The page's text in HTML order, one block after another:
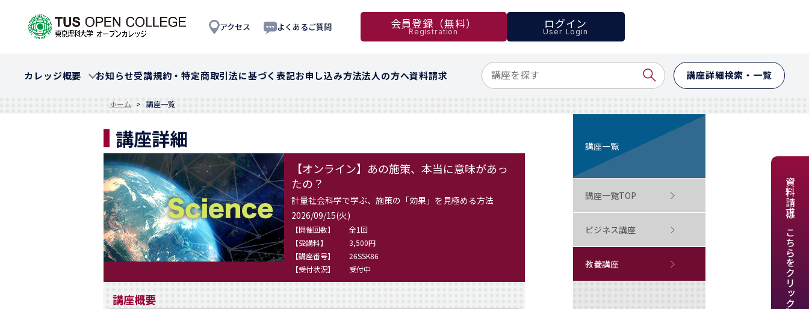
アクセス よくあるご質問 会員登録（無料）
Registration
ログイン
User Login
カレッジ概要 お知らせ受講規約・特定商取引法に基づく表記お申し込み方法法人の方へ資料請求 講座詳細検索・一覧
資料請求はこちらをクリック
ホーム 講座一覧
講座詳細
【オンライン】あの施策、本当に意味があっ
たの？
計量社会科学で学ぶ、施策の「効果」を見極める方法
2026/09/15(火)
【開催回数】
全1回
【受講料】
3,500円
【講座番号】
26SSK86
【受付状況】
受付中
講座概要
講座一覧
講座一覧TOP
ビジネス講座
教養講座